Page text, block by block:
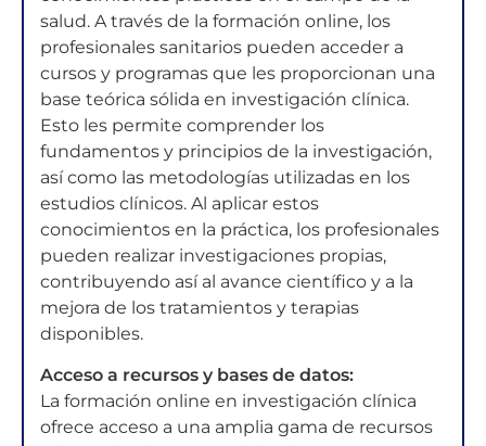
salud. A través de la formación online, los
profesionales sanitarios pueden acceder a
cursos y programas que les proporcionan una
base teórica sólida en investigación clínica.
Esto les permite comprender los
fundamentos y principios de la investigación,
así como las metodologías utilizadas en los
estudios clínicos. Al aplicar estos
conocimientos en la práctica, los profesionales
pueden realizar investigaciones propias,
contribuyendo así al avance científico y a la
mejora de los tratamientos y terapias
disponibles.
Acceso a recursos y bases de datos:
La formación online en investigación clínica
ofrece acceso a una amplia gama de recursos